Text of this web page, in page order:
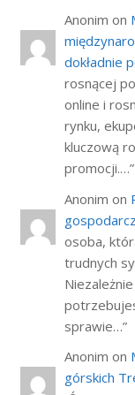
Anonim on
dokładnie
rosnącej
online i
rynku,
kluczową
promocji.…”
Anonim on
osoba,
trudnych
sprawie…”
Anonim on
górskich